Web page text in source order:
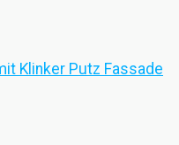
Klinker Putz Fassade